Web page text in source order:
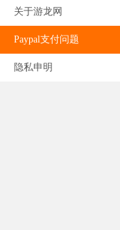
关于游龙网
Paypal支付问题
隐私申明